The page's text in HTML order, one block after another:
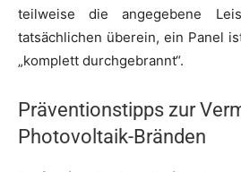
teilweise die angegebene
tatsächlichen überein, ein Panel
„komplett durchgebrannt“.
Präventionstipps zur
Photovoltaik-Bränden